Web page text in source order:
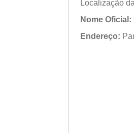
Localização
Nome Oficial:
Endereço: